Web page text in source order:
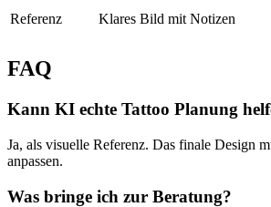
Referenz
Klares Bild mit Notizen
FAQ
Kann KI echte Tattoo Planung
Ja, als visuelle Referenz. Das finale Design
anpassen.
Was bringe ich zur Beratung?